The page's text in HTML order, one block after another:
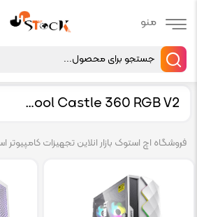
DeepCool Castle 360 RGB V2
فروشگاه اچ استوک بازار انلاین تجهیزات کامپیوتر